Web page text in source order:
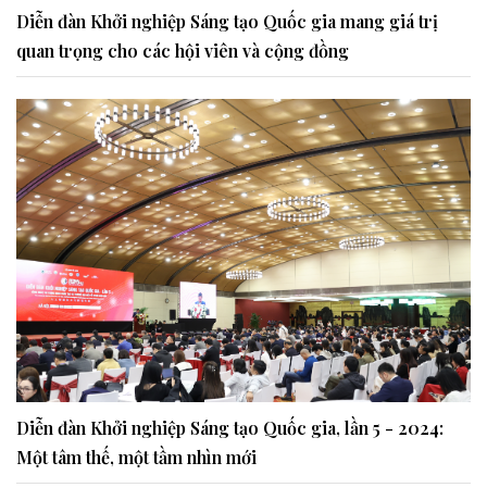
Diễn đàn Khởi nghiệp Sáng tạo Quốc gia mang giá trị
quan trọng cho các hội viên và cộng đồng
Diễn đàn Khởi nghiệp Sáng tạo Quốc gia, lần 5 - 2024:
Một tâm thế, một tầm nhìn mới